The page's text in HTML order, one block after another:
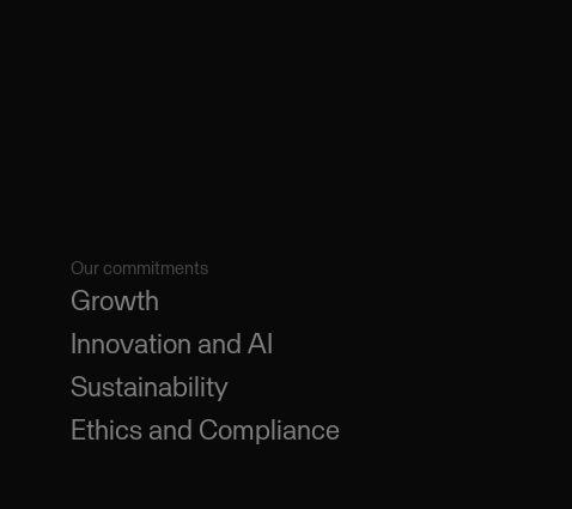
Our commitments
Growth
Innovation and AI
Sustainability
Ethics and Compliance